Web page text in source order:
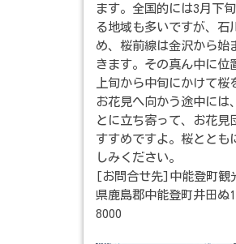
ます。全国的には3月下
る地域も多いですが、石
め、桜前線は金沢から始
きます。その真ん中に位
上旬から中旬にかけて桜
お花見へ向かう途中に
とに立ち寄って、お花見
すすめですよ。桜ととも
しみください。
[お問合せ先]中能登町観
県鹿島郡中能登町井田
8000